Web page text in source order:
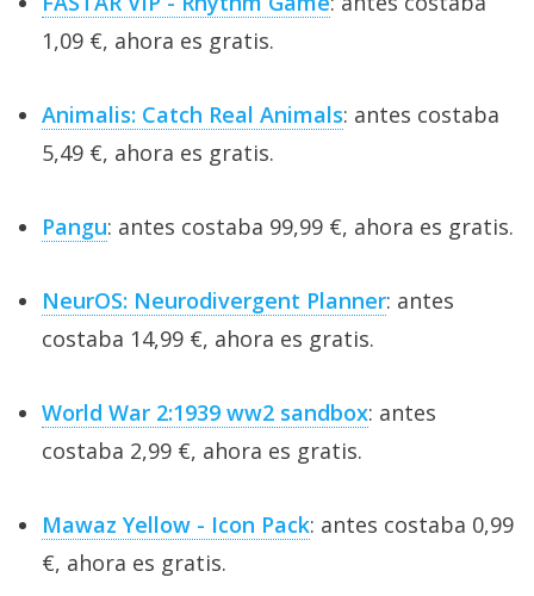
1,09 €, ahora es gratis.
Animalis: Catch Real Animals: antes costaba
5,49 €, ahora es gratis.
Pangu: antes costaba 99,99 €, ahora es gratis.
NeurOS: Neurodivergent Planner: antes
costaba 14,99 €, ahora es gratis.
World War 2:1939 ww2 sandbox: antes
costaba 2,99 €, ahora es gratis.
Mawaz Yellow - Icon Pack: antes costaba 0,99
€, ahora es gratis.